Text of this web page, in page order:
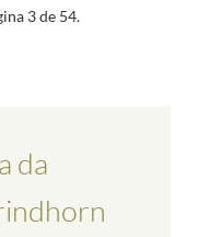
3 de 54.
da